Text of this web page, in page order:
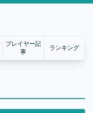
プレイヤー記
事
ランキング